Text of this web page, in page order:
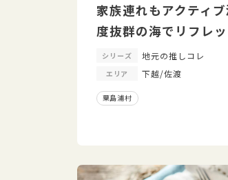
家族連れもアクティ
度抜群の海でリフレ
シリーズ 地元の推しコレ
エリア 下越/佐渡
粟島浦村